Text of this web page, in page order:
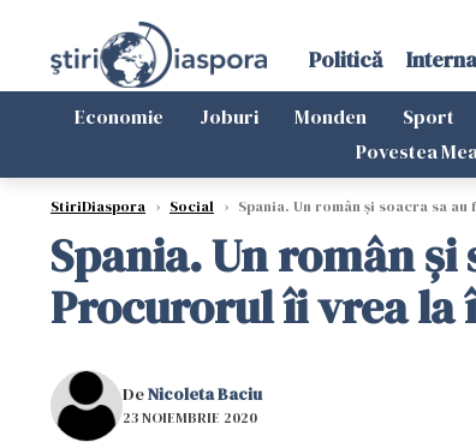
Politică
Economie Joburi Monden Sport
Povestea
StiriDiaspora › Social › Spania. Un român şi soacra sa
Spania. Un român şi
Procurorul îi vrea la
DeNicoleta Baciu
23 NOIEMBRIE 2020